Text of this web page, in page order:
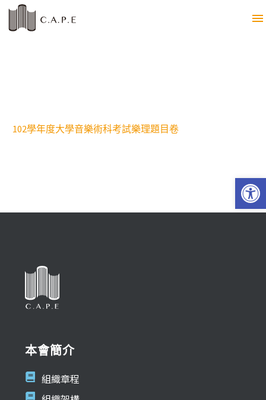
102學年度大學音樂術科考試樂理題目卷
本會簡介
組織章程